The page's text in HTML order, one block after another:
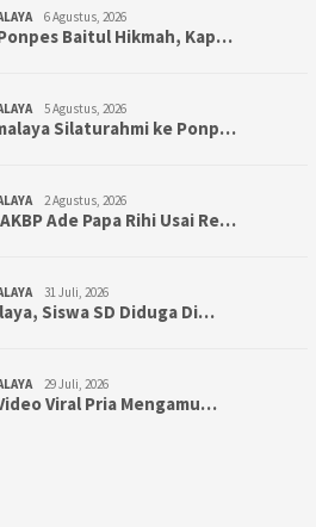
6 Agustus, 2026
Baitul Hikmah, Kap…
5 Agustus, 2026
Silaturahmi ke Ponp…
2 Agustus, 2026
Ade Papa Rihi Usai Re…
31 Juli, 2026
Siswa SD Diduga Di…
29 Juli, 2026
Viral Pria Mengamu…